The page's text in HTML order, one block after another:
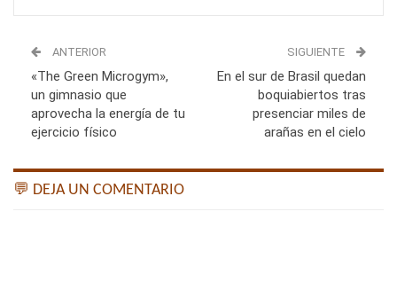
ANTERIOR
«The Green Microgym»,
un gimnasio que
aprovecha la energía de tu
ejercicio físico
SIGUIENTE
En el sur de Brasil quedan
boquiabiertos tras
presenciar miles de
arañas en el cielo
💬 DEJA UN COMENTARIO